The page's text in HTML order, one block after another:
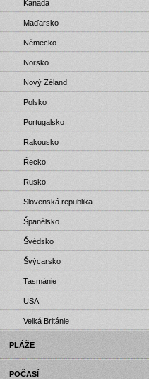
Kanada
Maďarsko
Německo
Norsko
Nový Zéland
Polsko
Portugalsko
Rakousko
Řecko
Rusko
Slovenská republika
Španělsko
Švédsko
Švýcarsko
Tasmánie
USA
Velká Británie
PLÁŽE
POČASÍ